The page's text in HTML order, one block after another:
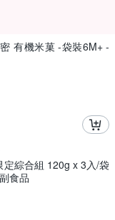
有機米菓 -袋裝6M+ -
綜合組 120g x 3入/袋
食品